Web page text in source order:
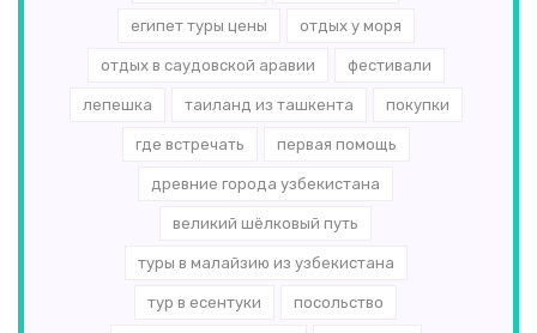
египет туры цены отдых у моря
отдых в саудовской аравии фестивали
лепешка таиланд из ташкента покупки
где встречать первая помощь
древние города узбекистана
великий шёлковый путь
туры в малайзию из узбекистана
тур в есентуки посольство